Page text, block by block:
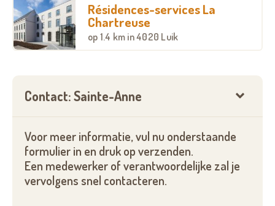
Résidences-services La
Chartreuse
op 1.4 km in 4020 Luik
Contact: Sainte-Anne
Voor meer informatie, vul nu onderstaande
formulier in en druk op verzenden.
Een medewerker of verantwoordelijke zal je
vervolgens snel contacteren.